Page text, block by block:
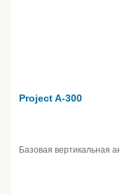
Project A-300
Базовая вертикальная